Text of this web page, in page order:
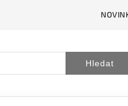
Hledat